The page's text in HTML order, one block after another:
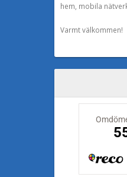
hem, mobila
Varmt välkommen!